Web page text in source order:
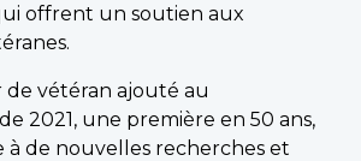
offrent un soutien aux
de vétéran ajouté au
2021, une première en 50 ans,
à de nouvelles recherches et